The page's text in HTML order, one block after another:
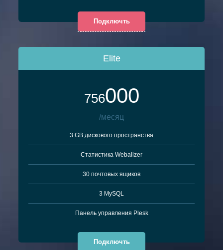
Подключть
Elite
756000
/месяц
3 GB дискового пространства
Cтатистика Webalizer
30 почтовых ящиков
3 MySQL
Панель управления Plesk
Подключть